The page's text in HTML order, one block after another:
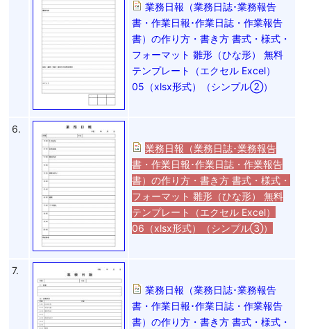
業務日報（業務日誌･業務報告
書・作業日報･作業日誌・作業報告
書）の作り方・書き方 書式・様式・
フォーマット 雛形（ひな形） 無料
テンプレート（エクセル Excel）
05（xlsx形式）（シンプル②）
6.
業務日報（業務日誌･業務報告
書・作業日報･作業日誌・作業報告
書）の作り方・書き方 書式・様式・
フォーマット 雛形（ひな形） 無料
テンプレート（エクセル Excel）
06（xlsx形式）（シンプル③）
7.
業務日報（業務日誌･業務報告
書・作業日報･作業日誌・作業報告
書）の作り方・書き方 書式・様式・